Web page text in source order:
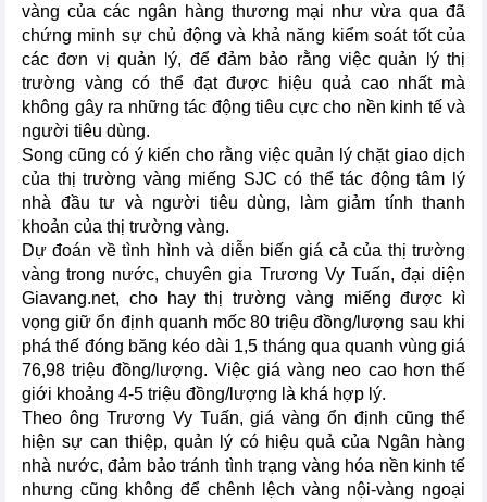
vàng của các ngân hàng thương mại như vừa qua đã
chứng minh sự chủ động và khả năng kiểm soát tốt của
các đơn vị quản lý, để đảm bảo rằng việc quản lý thị
trường vàng có thể đạt được hiệu quả cao nhất mà
không gây ra những tác động tiêu cực cho nền kinh tế và
người tiêu dùng.
Song cũng có ý kiến cho rằng việc quản lý chặt giao dịch
của thị trường vàng miếng SJC có thể tác động tâm lý
nhà đầu tư và người tiêu dùng, làm giảm tính thanh
khoản của thị trường vàng.
Dự đoán về tình hình và diễn biến giá cả của thị trường
vàng trong nước, chuyên gia Trương Vy Tuấn, đại diện
Giavang.net, cho hay thị trường vàng miếng được kì
vọng giữ ổn định quanh mốc 80 triệu đồng/lượng sau khi
phá thế đóng băng kéo dài 1,5 tháng qua quanh vùng giá
76,98 triệu đồng/lượng. Việc giá vàng neo cao hơn thế
giới khoảng 4-5 triệu đồng/lượng là khá hợp lý.
Theo ông Trương Vy Tuấn, giá vàng ổn định cũng thể
hiện sự can thiệp, quản lý có hiệu quả của Ngân hàng
nhà nước, đảm bảo tránh tình trạng vàng hóa nền kinh tế
nhưng cũng không để chênh lệch vàng nội-vàng ngoại